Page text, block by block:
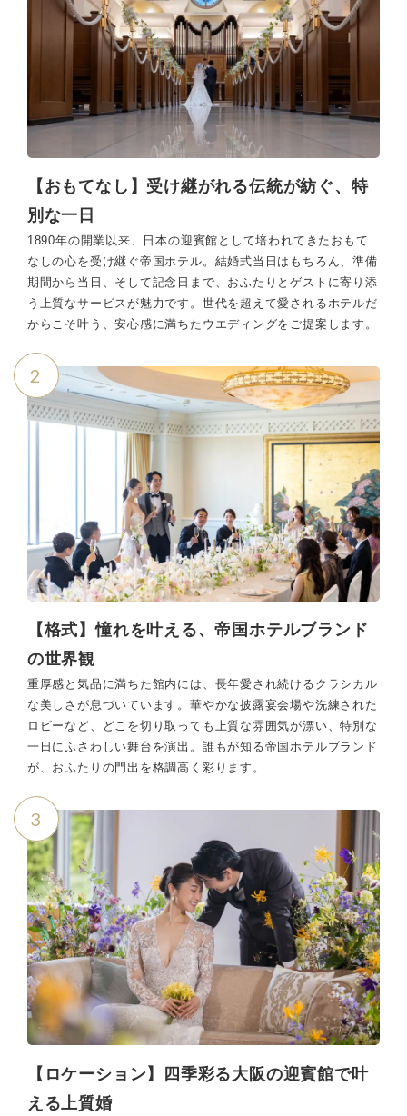
【おもてなし】受け継がれる伝統が紡ぐ、特
別な一日
1890年の開業以来、日本の迎賓館として培われてきたおもて
なしの心を受け継ぐ帝国ホテル。結婚式当日はもちろん、準備
期間から当日、そして記念日まで、おふたりとゲストに寄り添
う上質なサービスが魅力です。世代を超えて愛されるホテルだ
からこそ叶う、安心感に満ちたウエディングをご提案します。
2
【格式】憧れを叶える、帝国ホテルブランド
の世界観
重厚感と気品に満ちた館内には、長年愛され続けるクラシカル
な美しさが息づいています。華やかな披露宴会場や洗練された
ロビーなど、どこを切り取っても上質な雰囲気が漂い、特別な
一日にふさわしい舞台を演出。誰もが知る帝国ホテルブランド
が、おふたりの門出を格調高く彩ります。
3
【ロケーション】四季彩る大阪の迎賓館で叶
える上質婚